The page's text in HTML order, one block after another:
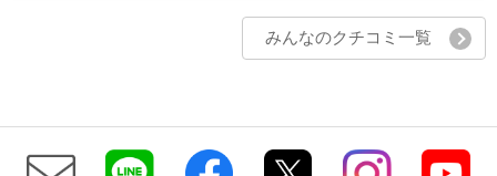
みんなのクチコミ一覧